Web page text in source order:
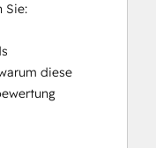
Sie:
diese